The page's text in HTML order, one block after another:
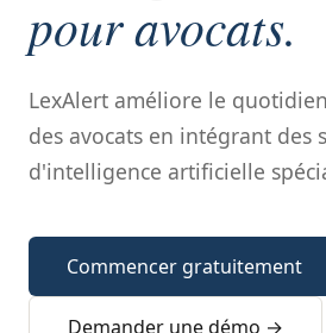
pour avocats.
LexAlert améliore le
des avocats en intégrant des
d'intelligence artificielle
Commencer gratuitement
Demander une démo →